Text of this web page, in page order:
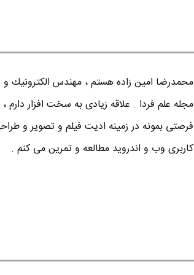
محمدرضا امين زاده هستم ، مهندس الكترونيك و
مجله علم فردا . علاقه زیادی به سخت افزار دارم ،
فرصتی بمونه در زمینه ادیت فیلم و تصویر و
کاربری وب و اندروید مطالعه و تمرین می کنم .